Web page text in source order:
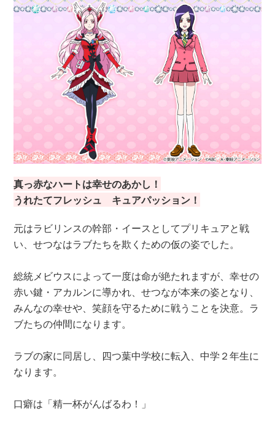
真っ赤なハートは幸せのあかし！
うれたてフレッシュ キュアパッション！
元はラビリンスの幹部・イースとしてプリキュアと戦
い、せつなはラブたちを欺くための仮の姿でした。
総統メビウスによって一度は命が絶たれますが、幸せの
赤い鍵・アカルンに導かれ、せつなが本来の姿となり、
みんなの幸せや、笑顔を守るために戦うことを決意。ラ
ブたちの仲間になります。
ラブの家に同居し、四つ葉中学校に転入、中学２年生に
なります。
口癖は「精一杯がんばるわ！」